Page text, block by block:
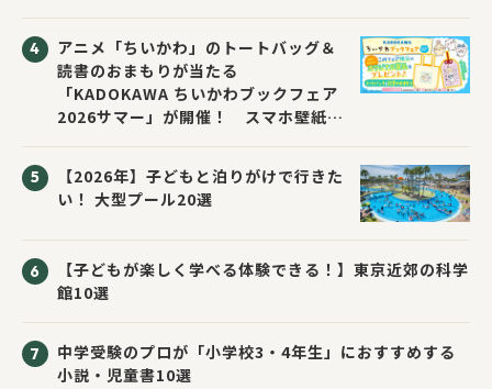
アニメ「ちいかわ」のトートバッグ＆
読書のおまもりが当たる
「KADOKAWA ちいかわブックフェア
2026サマー」が開催！ スマホ壁紙は
【2026年】子どもと泊りがけで行きた
い！ 大型プール20選
【子どもが楽しく学べる体験できる！】東京近郊の科学
館10選
中学受験のプロが「小学校3・4年生」におすすめする
小説・児童書10選